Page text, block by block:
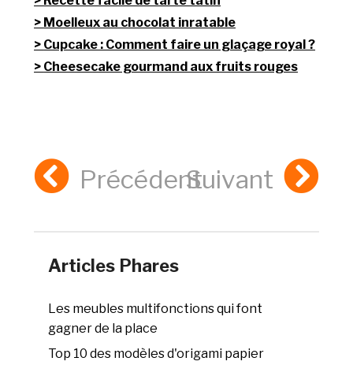
Moelleux au chocolat inratable
Cupcake : Comment faire un glaçage royal ?
Cheesecake gourmand aux fruits rouges
PrécédentSuivant
Articles Phares
Les meubles multifonctions qui font
gagner de la place
Top 10 des modèles d'origami papier